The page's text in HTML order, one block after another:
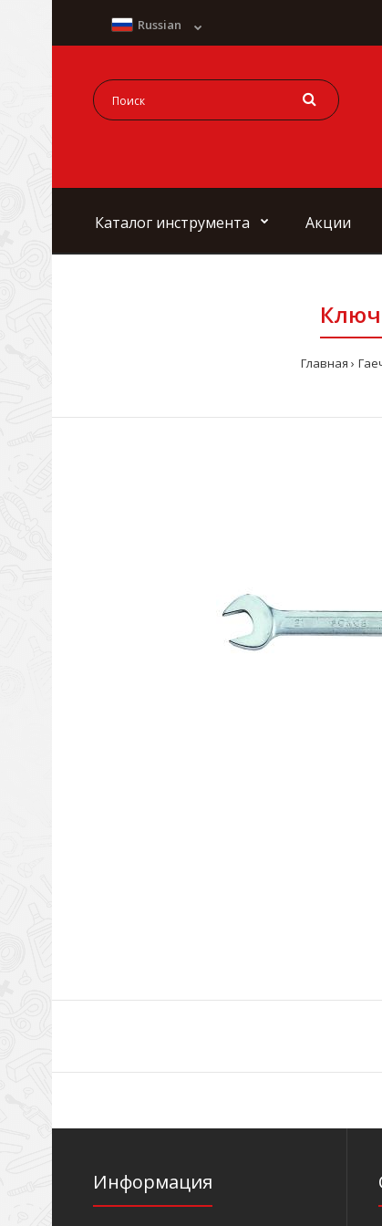
Russian
Каталог инструмента Акции
Ключ
Главная
Информация